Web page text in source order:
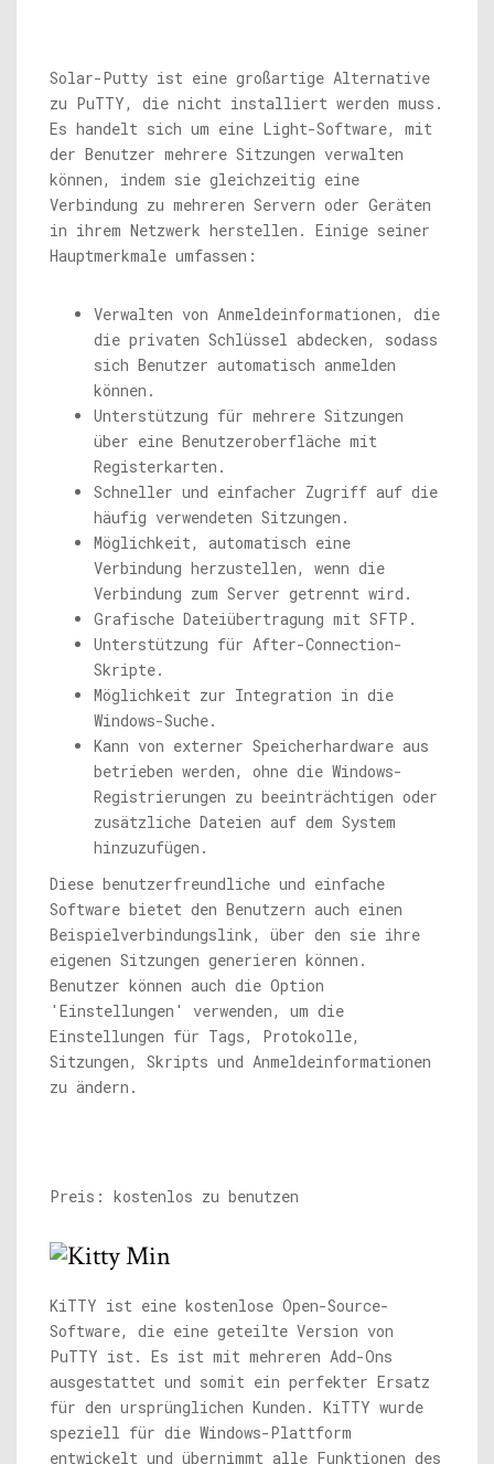
Solar-Putty ist eine großartige Alternative
zu PuTTY, die nicht installiert werden muss.
Es handelt sich um eine Light-Software, mit
der Benutzer mehrere Sitzungen verwalten
können, indem sie gleichzeitig eine
Verbindung zu mehreren Servern oder Geräten
in ihrem Netzwerk herstellen. Einige seiner
Hauptmerkmale umfassen:
Verwalten von Anmeldeinformationen, die
die privaten Schlüssel abdecken, sodass
sich Benutzer automatisch anmelden
können.
Unterstützung für mehrere Sitzungen
über eine Benutzeroberfläche mit
Registerkarten.
Schneller und einfacher Zugriff auf die
häufig verwendeten Sitzungen.
Möglichkeit, automatisch eine
Verbindung herzustellen, wenn die
Verbindung zum Server getrennt wird.
Grafische Dateiübertragung mit SFTP.
Unterstützung für After-Connection-
Skripte.
Möglichkeit zur Integration in die
Windows-Suche.
Kann von externer Speicherhardware aus
betrieben werden, ohne die Windows-
Registrierungen zu beeinträchtigen oder
zusätzliche Dateien auf dem System
hinzuzufügen.
Diese benutzerfreundliche und einfache
Software bietet den Benutzern auch einen
Beispielverbindungslink, über den sie ihre
eigenen Sitzungen generieren können.
Benutzer können auch die Option
'Einstellungen' verwenden, um die
Einstellungen für Tags, Protokolle,
Sitzungen, Skripts und Anmeldeinformationen
zu ändern.
Preis: kostenlos zu benutzen
KiTTY ist eine kostenlose Open-Source-
Software, die eine geteilte Version von
PuTTY ist. Es ist mit mehreren Add-Ons
ausgestattet und somit ein perfekter Ersatz
für den ursprünglichen Kunden. KiTTY wurde
speziell für die Windows-Plattform
entwickelt und übernimmt alle Funktionen des